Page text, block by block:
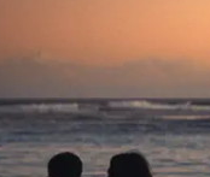
Installer Apple Music